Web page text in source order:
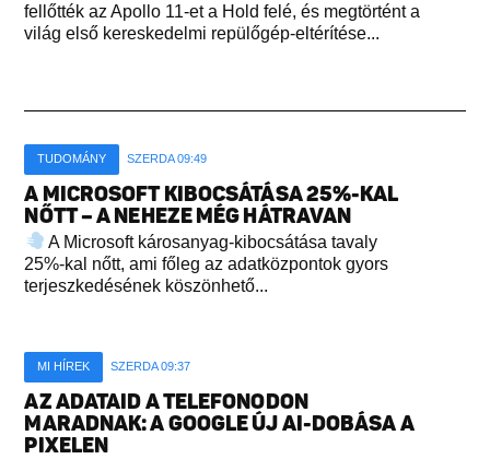
fellőtték az Apollo 11-et a Hold felé, és megtörtént a
világ első kereskedelmi repülőgép-eltérítése...
TUDOMÁNY SZERDA 09:49
A MICROSOFT KIBOCSÁTÁSA 25%-KAL
NŐTT – A NEHEZE MÉG HÁTRAVAN
A Microsoft károsanyag-kibocsátása tavaly
25%-kal nőtt, ami főleg az adatközpontok gyors
terjeszkedésének köszönhető...
MI HÍREK SZERDA 09:37
AZ ADATAID A TELEFONODON
MARADNAK: A GOOGLE ÚJ AI-DOBÁSA A
PIXELEN